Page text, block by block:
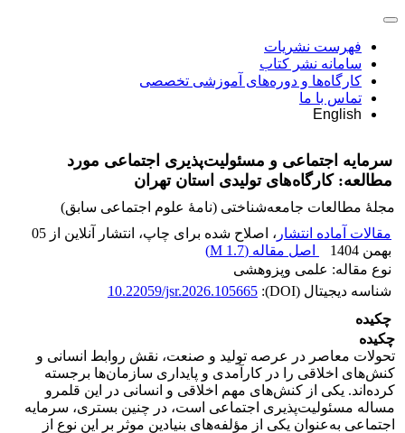
فهرست نشریات
سامانه نشر کتاب
کارگاه‌ها و دوره‌های آموزشی تخصصی
تماس با ما
English
سرمایه اجتماعی و مسئولیت‌پذیری اجتماعی مورد
مطالعه: کارگاه‌های تولیدی استان تهران
مجلۀ مطالعات جامعه‌شناختی (نامۀ علوم اجتماعی سابق)
مقالات آماده انتشار
، اصلاح شده برای چاپ، انتشار آنلاین از 05
بهمن 1404
اصل مقاله (1.7 M
)
نوع مقاله: علمی وپزوهشی
شناسه دیجیتال (DOI):
10.22059/jsr.2026.105665
چکیده
چکیده
تحولات معاصر در عرصه تولید و صنعت، نقش روابط انسانی و
کنش‌های اخلاقی را در کارآمدی و پایداری سازمان‌ها برجسته
کرده‌اند. یکی از کنش‌های مهم اخلاقی و انسانی در این قلمرو
مساله مسئولیت‌پذیری اجتماعی است، در چنین بستری، سرمایه
اجتماعی به‌عنوان یکی از مؤلفه‌های بنیادین موثر بر این نوع از